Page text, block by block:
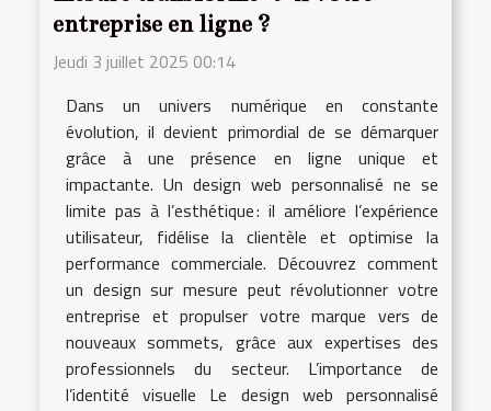
entreprise en ligne ?
Jeudi 3 juillet 2025 00:14
Dans un univers numérique en constante
évolution, il devient primordial de se démarquer
grâce à une présence en ligne unique et
impactante. Un design web personnalisé ne se
limite pas à l’esthétique : il améliore l’expérience
utilisateur, fidélise la clientèle et optimise la
performance commerciale. Découvrez comment
un design sur mesure peut révolutionner votre
entreprise et propulser votre marque vers de
nouveaux sommets, grâce aux expertises des
professionnels du secteur. L’importance de
l’identité visuelle Le design web personnalisé